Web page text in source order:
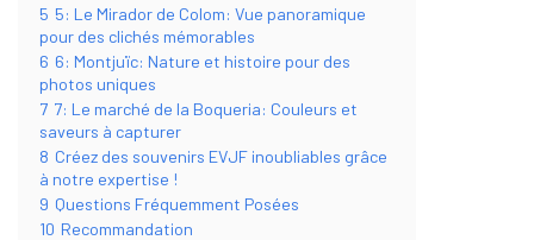
5 5: Le Mirador de Colom: Vue panoramique
pour des clichés mémorables
6 6: Montjuïc: Nature et histoire pour des
photos uniques
7 7: Le marché de la Boqueria: Couleurs et
saveurs à capturer
8 Créez des souvenirs EVJF inoubliables grâce
à notre expertise !
9 Questions Fréquemment Posées
10 Recommandation